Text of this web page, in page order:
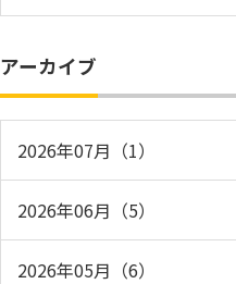
アーカイブ
2026年07月（1）
2026年06月（5）
2026年05月（6）